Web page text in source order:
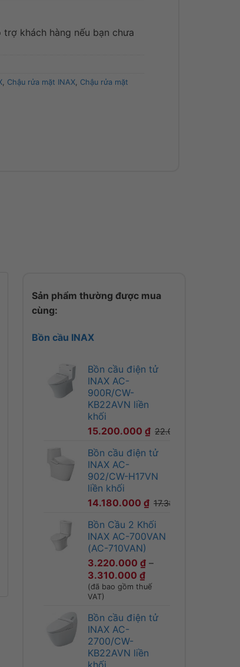
khách hàng nếu bạn chưa
Chậu rửa mặt INAX Chậu rửa mặt
Sản phẩm thường được mua
cùng:
Bồn cầu INAX
Bồn cầu điện tử
INAX AC-
900R/CW-
KB22AVN liền
khối
15.200.000₫ 22.030.000
Bồn cầu điện tử
INAX AC-
902/CW-H17VN
liền khối
14.180.000₫ 17.380.000
Bồn Cầu 2 Khối
INAX AC-700VAN
(AC-710VAN)
3.220.000₫ –
3.310.000₫Khoảng
giá:
3.220.000 ₫
đến
(đã bao gồm thuế
VAT)
Bồn cầu điện tử
INAX AC-
2700/CW-
KB22AVN liền
khối